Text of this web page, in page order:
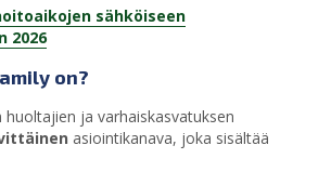
sähköiseen
2026
on?
huoltajien ja varhaiskasvatuksen
asiointikanava, joka sisältää